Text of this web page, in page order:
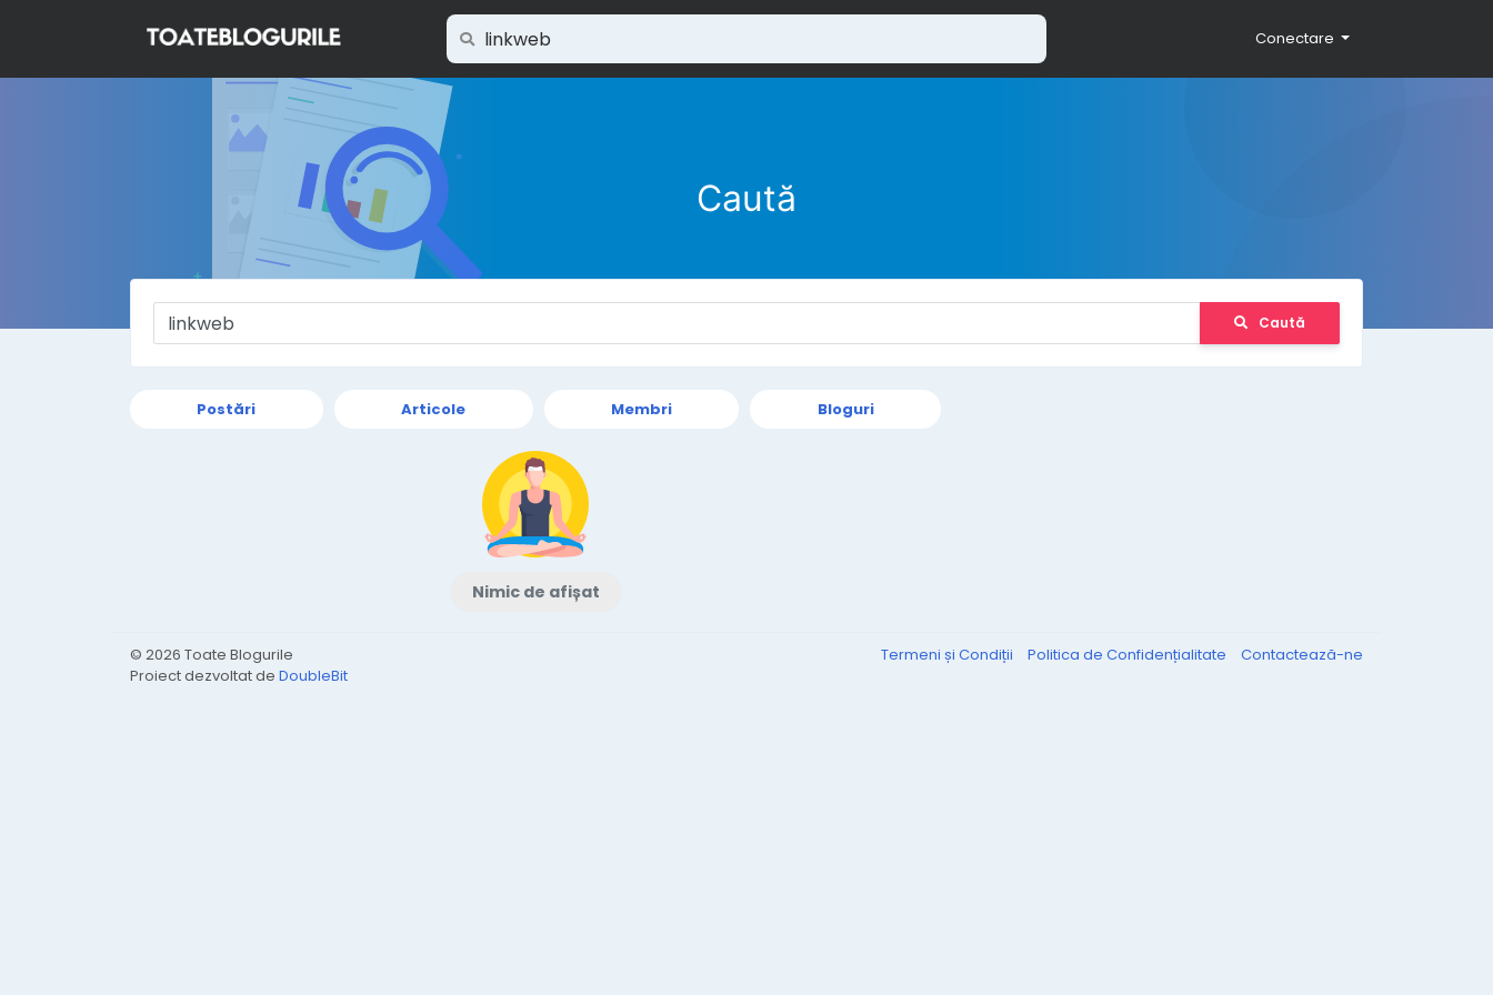
Conectare
Caută
Caută
Postări Articole Membri Bloguri
Nimic de afișat
© 2026 Toate Blogurile
Proiect dezvoltat de DoubleBit
Termeni și Condiții Politica de Confidențialitate Contactează-ne